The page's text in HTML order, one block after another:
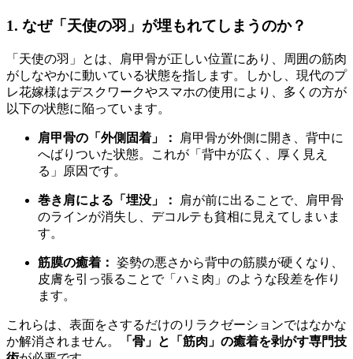
1. なぜ「天使の羽」が埋もれてしまうのか？
「天使の羽」とは、肩甲骨が正しい位置にあり、周囲の筋肉
がしなやかに動いている状態を指します。しかし、現代のプ
レ花嫁様はデスクワークやスマホの使用により、多くの方が
以下の状態に陥っています。
肩甲骨の「外側固着」：
肩甲骨が外側に開き、背中に
へばりついた状態。これが「背中が広く、厚く見え
る」原因です。
巻き肩による「埋没」：
肩が前に出ることで、肩甲骨
のラインが消失し、デコルテも貧相に見えてしまいま
す。
筋膜の癒着： 姿勢の悪さから背中の筋膜が硬くなり、
皮膚を引っ張ることで「ハミ肉」のような段差を作り
ます。
これらは、表面をさするだけのリラクゼーションではなかな
か解消されません。
「骨」と「筋肉」の癒着を剥がす専門技